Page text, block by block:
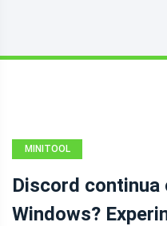
MINITOOL
Discord continua
Windows?